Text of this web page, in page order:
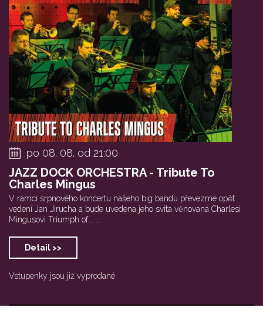
po 08. 08. od 21:00
JAZZ DOCK ORCHESTRA - Tribute To
Charles Mingus
V rámci srpnového koncertu našeho big bandu převezme opět
vedení Jan Jirucha a bude uvedena jeho svita věnovaná Charlesi
Mingusovi Triumph of... ...
Detail >>
Vstupenky jsou již vyprodané